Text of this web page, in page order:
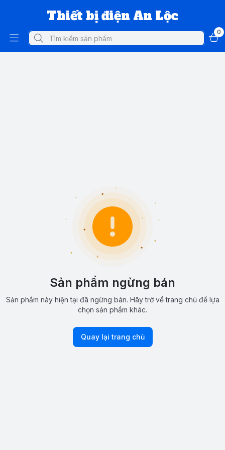
Thiết bị điện An Lộc
0
Sản phẩm ngừng bán
Sản phẩm này hiện tại đã ngừng bán. Hãy trở về trang chủ để lựa
chọn sản phẩm khác.
Quay lại trang chủ